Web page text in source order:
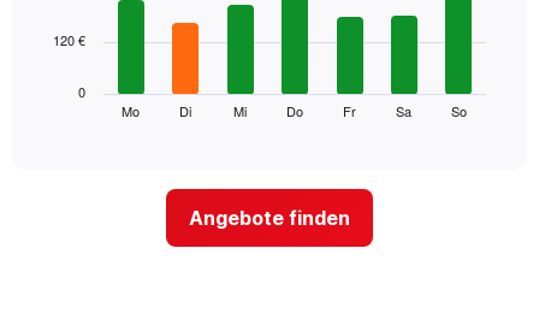
bars.
durchschnittlichen
Mo Di Mi Do Fr Sa So
0
120 €
Angebote finden